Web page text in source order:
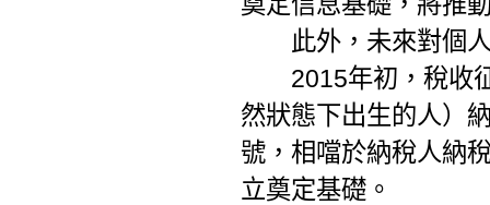
此外，未來對個人
2015年初，稅收征
然狀態下出生的人）
號，相噹於納稅人納
立奠定基礎。